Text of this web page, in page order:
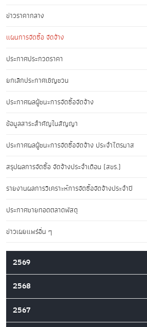
ข่าวราคากลาง
แผนการจัดซื้อ จัดจ้าง
ประกาศประกวดราคา
ยกเลิกประกาศเชิญชวน
ประกาศผลผู้ชนะการจัดซื้อจัดจ้าง
ข้อมูลสาระสำคัญในสัญญา
ประกาศผลผู้ชนะการจัดซื้อจัดจ้าง ประจำไตรมาส
สรุปผลการจัดซื้อ จัดจ้างประจำเดือน (สขร.)
รายงานผลการวิเคราะห์การจัดซื้อจัดจ้างประจำปี
ประกาศขายทอดตลาดพัสดุ
ข่าวเผยแพร่อื่น ๆ
2569
2568
2567